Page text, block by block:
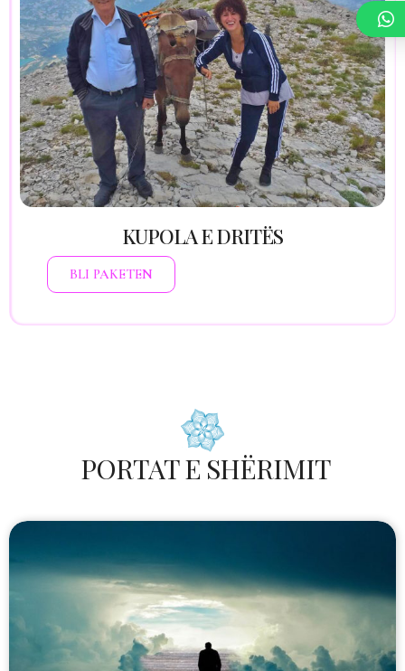
KUPOLA E DRITËS
Hapësira ku shpirtrat bashkohen dhe krijojnë
një rezonancë që mali e njeh
Një ritrit i kanalizuar në malin e shenjtë, ku
energjia e grupit amplifikon transformimin e
secilit pjesëmarrës. Përmes pastrimit dhe
fuqizimit kolektiv, ritualeve shpirtërore dhe
harmonizimit me malet e qiellin, zgjohet një
lidhje më e thellë me sinjalet e shpirtit. Një
përvojë bashkimi dhe rezonance, ku çdo
shpirt bëhet pasqyrë dhe forcë për tjetrin.
Kontributi: 1200 € (për deri në 3 persona)
BLI PAKETEN
PORTAT E SHËRIMIT